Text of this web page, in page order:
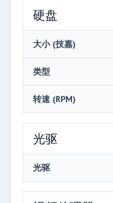
硬盘
大小 (技嘉)
类型
转速 (RPM)
光驱
光驱